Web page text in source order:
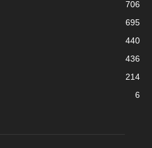
706
695
440
436
214
6